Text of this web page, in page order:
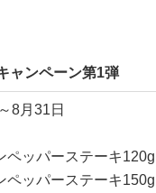
ャンペーン第1弾
8月31日
ペッパーステーキ
ペッパーステーキ